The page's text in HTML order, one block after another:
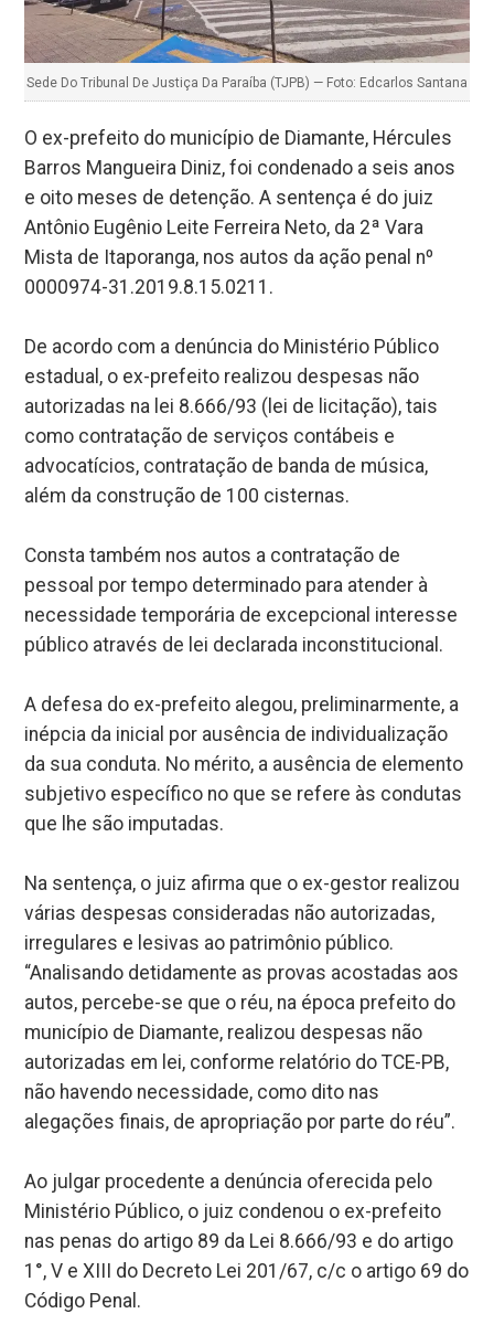
Sede Do Tribunal De Justiça Da Paraíba (TJPB) — Foto: Edcarlos Santana
O ex-prefeito do município de Diamante, Hércules
Barros Mangueira Diniz, foi condenado a seis anos
e oito meses de detenção. A sentença é do juiz
Antônio Eugênio Leite Ferreira Neto, da 2ª Vara
Mista de Itaporanga, nos autos da ação penal nº
0000974-31.2019.8.15.0211.
De acordo com a denúncia do Ministério Público
estadual, o ex-prefeito realizou despesas não
autorizadas na lei 8.666/93 (lei de licitação), tais
como contratação de serviços contábeis e
advocatícios, contratação de banda de música,
além da construção de 100 cisternas.
Consta também nos autos a contratação de
pessoal por tempo determinado para atender à
necessidade temporária de excepcional interesse
público através de lei declarada inconstitucional.
A defesa do ex-prefeito alegou, preliminarmente, a
inépcia da inicial por ausência de individualização
da sua conduta. No mérito, a ausência de elemento
subjetivo específico no que se refere às condutas
que lhe são imputadas.
Na sentença, o juiz afirma que o ex-gestor realizou
várias despesas consideradas não autorizadas,
irregulares e lesivas ao patrimônio público.
“Analisando detidamente as provas acostadas aos
autos, percebe-se que o réu, na época prefeito do
município de Diamante, realizou despesas não
autorizadas em lei, conforme relatório do TCE-PB,
não havendo necessidade, como dito nas
alegações finais, de apropriação por parte do réu”.
Ao julgar procedente a denúncia oferecida pelo
Ministério Público, o juiz condenou o ex-prefeito
nas penas do artigo 89 da Lei 8.666/93 e do artigo
1°, V e XIII do Decreto Lei 201/67, c/c o artigo 69 do
Código Penal.